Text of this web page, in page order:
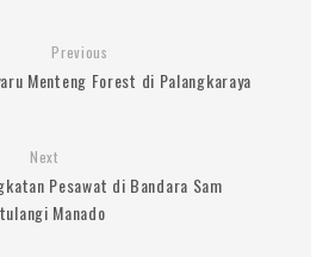
Previous
Menteng Forest di Palangkaraya
Next
Pesawat di Bandara Sam
Manado